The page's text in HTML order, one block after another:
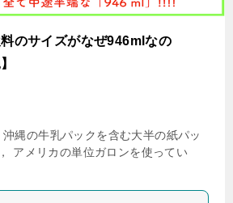
のサイズがなぜ946mlなの
縄の牛乳パックを含む大半の紙パッ
アメリカの単位ガロンを使ってい